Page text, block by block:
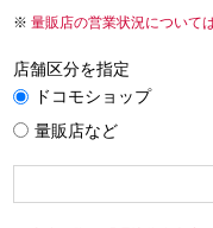
量販店の営業状況について
店舗区分を指定
ドコモショップ
量販店など